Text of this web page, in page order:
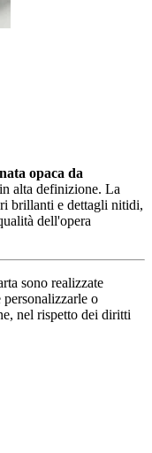
opaca da
alta definizione. La
brillanti e dettagli nitidi,
dell'opera
sono realizzate
o
nel rispetto dei diritti